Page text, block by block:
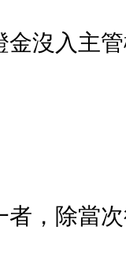
沒入主
，除當